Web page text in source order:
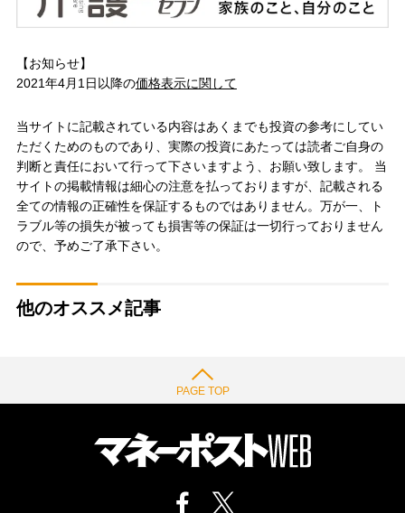
【お知らせ】
2021年4月1日以降の価格表示に関して
当サイトに記載されている内容はあくまでも投資の参考にしてい
ただくためのものであり、実際の投資にあたっては読者ご自身の
判断と責任において行って下さいますよう、お願い致します。 当
サイトの掲載情報は細心の注意を払っておりますが、記載される
全ての情報の正確性を保証するものではありません。万が一、ト
ラブル等の損失が被っても損害等の保証は一切行っておりません
ので、予めご了承下さい。
他のオススメ記事
PAGE TOP